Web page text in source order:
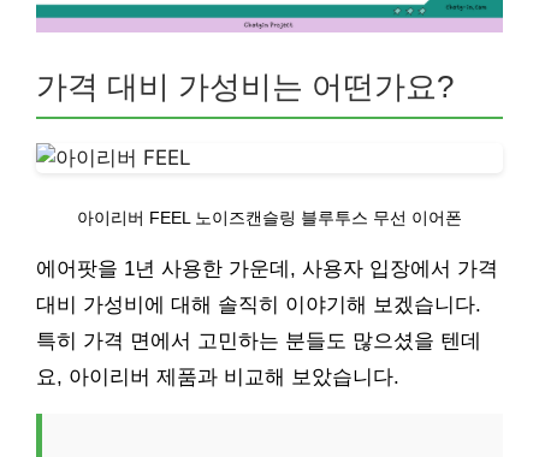
가격 대비 가성비는 어떤가요?
아이리버 FEEL 노이즈캔슬링 블루투스 무선 이어폰
에어팟을 1년 사용한 가운데, 사용자 입장에서 가격
대비 가성비에 대해 솔직히 이야기해 보겠습니다.
특히 가격 면에서 고민하는 분들도 많으셨을 텐데
요, 아이리버 제품과 비교해 보았습니다.